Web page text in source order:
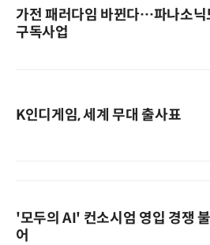
가전 패러다임 바뀐다…파나소닉
구독사업
K인디게임, 세계 무대 출사표
'모두의 AI' 컨소시엄 영입 경쟁
어